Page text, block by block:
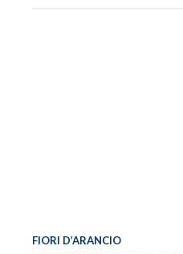
FIORI D’ARANCIO